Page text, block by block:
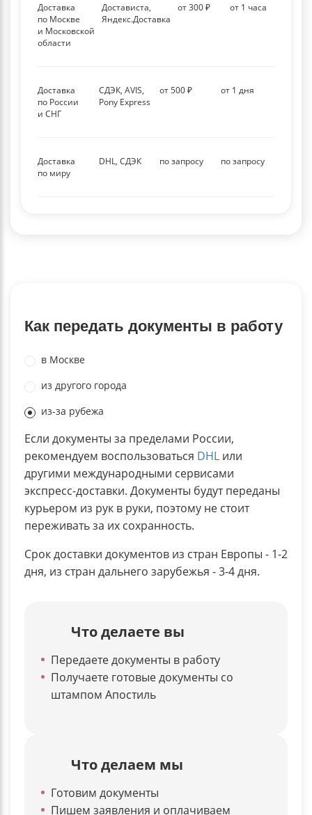
Доставка
по Москве
и Московской
области
Достависта,
Яндекс.Доставка
от 300 ₽ от 1 часа
Доставка
по России
и СНГ
СДЭК, AVIS,
Pony Express
от 500 ₽ от 1 дня
Доставка
по миру
DHL, СДЭК по запросу по запросу
Как передать документы в работу
в Москве
из другого города
из-за рубежа
Если документы за пределами России,
рекомендуем воспользоваться DHL или
другими международными сервисами
экспресс-доставки. Документы будут переданы
курьером из рук в руки, поэтому не стоит
переживать за их сохранность.
Срок доставки документов из стран Европы - 1-2
дня, из стран дальнего зарубежья - 3-4 дня.
Что делаете вы
Передаете документы в работу
Получаете готовые документы со
штампом Апостиль
Что делаем мы
Готовим документы
Пишем заявления и оплачиваем